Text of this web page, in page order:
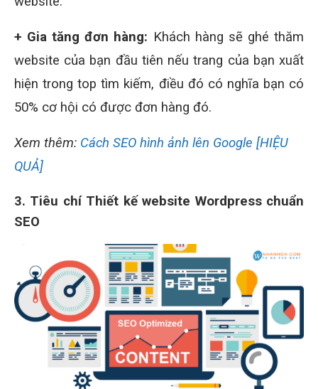
+ Gia tăng đơn hàng: Khách hàng sẽ ghé thăm
website của bạn đầu tiên nếu trang của bạn xuất
hiện trong top tìm kiếm, điều đó có nghĩa bạn có
50% cơ hội có được đơn hàng đó.
Xem thêm: Cách SEO hình ảnh lên Google [HIỆU
QUẢ]
3. Tiêu chí Thiết kế website Wordpress chuẩn
SEO